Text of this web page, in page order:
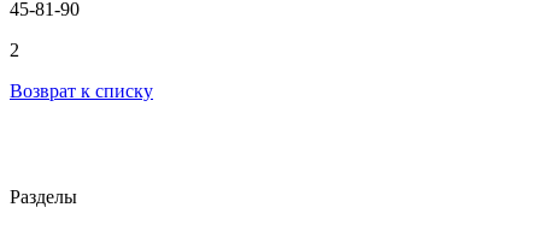
45-81-90
2
Возврат к списку
Разделы